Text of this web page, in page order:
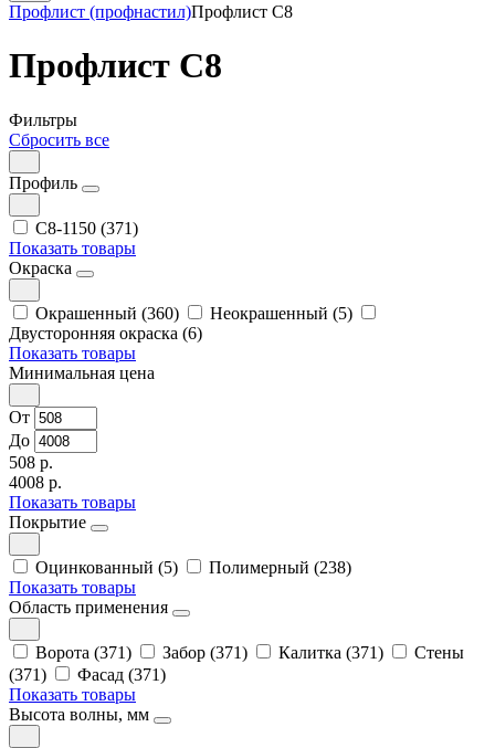
Профлист (профнастил)Профлист С8
Профлист С8
Фильтры
Сбросить все
Профиль
С8-1150 (371)
Показать товары
Окраска
Окрашенный (360)
Неокрашенный (5)
Двусторонняя окраска (6)
Показать товары
Минимальная цена
От
До
508 р.
4008 р.
Показать товары
Покрытие
Оцинкованный (5)
Полимерный (238)
Показать товары
Область применения
Ворота (371) Забор (371) Калитка (371)
Стены
(371)
Фасад (371)
Показать товары
Высота волны, мм